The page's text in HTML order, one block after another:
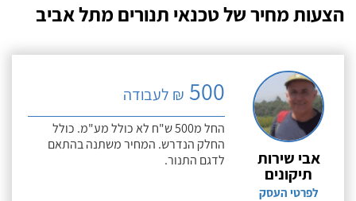
הצעות מחיר של טכנאי תנורים מתל אביב
אבי שירות
תיקונים
לפרטי העסק
500 ₪ לעבודה
החל מ500 ש"ח לא כולל מע"מ. כולל
החלק הנדרש. המחיר משתנה בהתאם
לדגם התנור.